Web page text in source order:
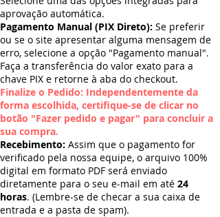
aprovação automática.
Pagamento Manual (PIX Direto): Se preferir
ou se o site apresentar alguma mensagem de
erro, selecione a opção "Pagamento manual".
Faça a transferência do valor exato para a
chave PIX e retorne à aba do checkout.
Finalize o Pedido: Independentemente da
forma escolhida, certifique-se de clicar no
botão "Fazer pedido e pagar" para concluir a
sua compra.
Recebimento: Assim que o pagamento for
verificado pela nossa equipe, o arquivo 100%
digital em formato PDF será enviado
diretamente para o seu e-mail em até 24
horas. (Lembre-se de checar a sua caixa de
entrada e a pasta de spam).